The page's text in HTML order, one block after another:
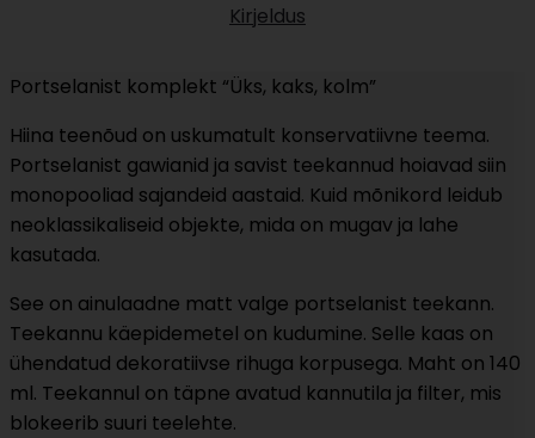
Kirjeldus
Portselanist komplekt “Üks, kaks, kolm”
Hiina teenõud on uskumatult konservatiivne teema.
Portselanist gawianid ja savist teekannud hoiavad siin
monopooliad sajandeid aastaid. Kuid mõnikord leidub
neoklassikaliseid objekte, mida on mugav ja lahe
kasutada.
See on ainulaadne matt valge portselanist teekann.
Teekannu käepidemetel on kudumine. Selle kaas on
ühendatud dekoratiivse rihuga korpusega. Maht on 140
ml. Teekannul on täpne avatud kannutila ja filter, mis
blokeerib suuri teelehte.